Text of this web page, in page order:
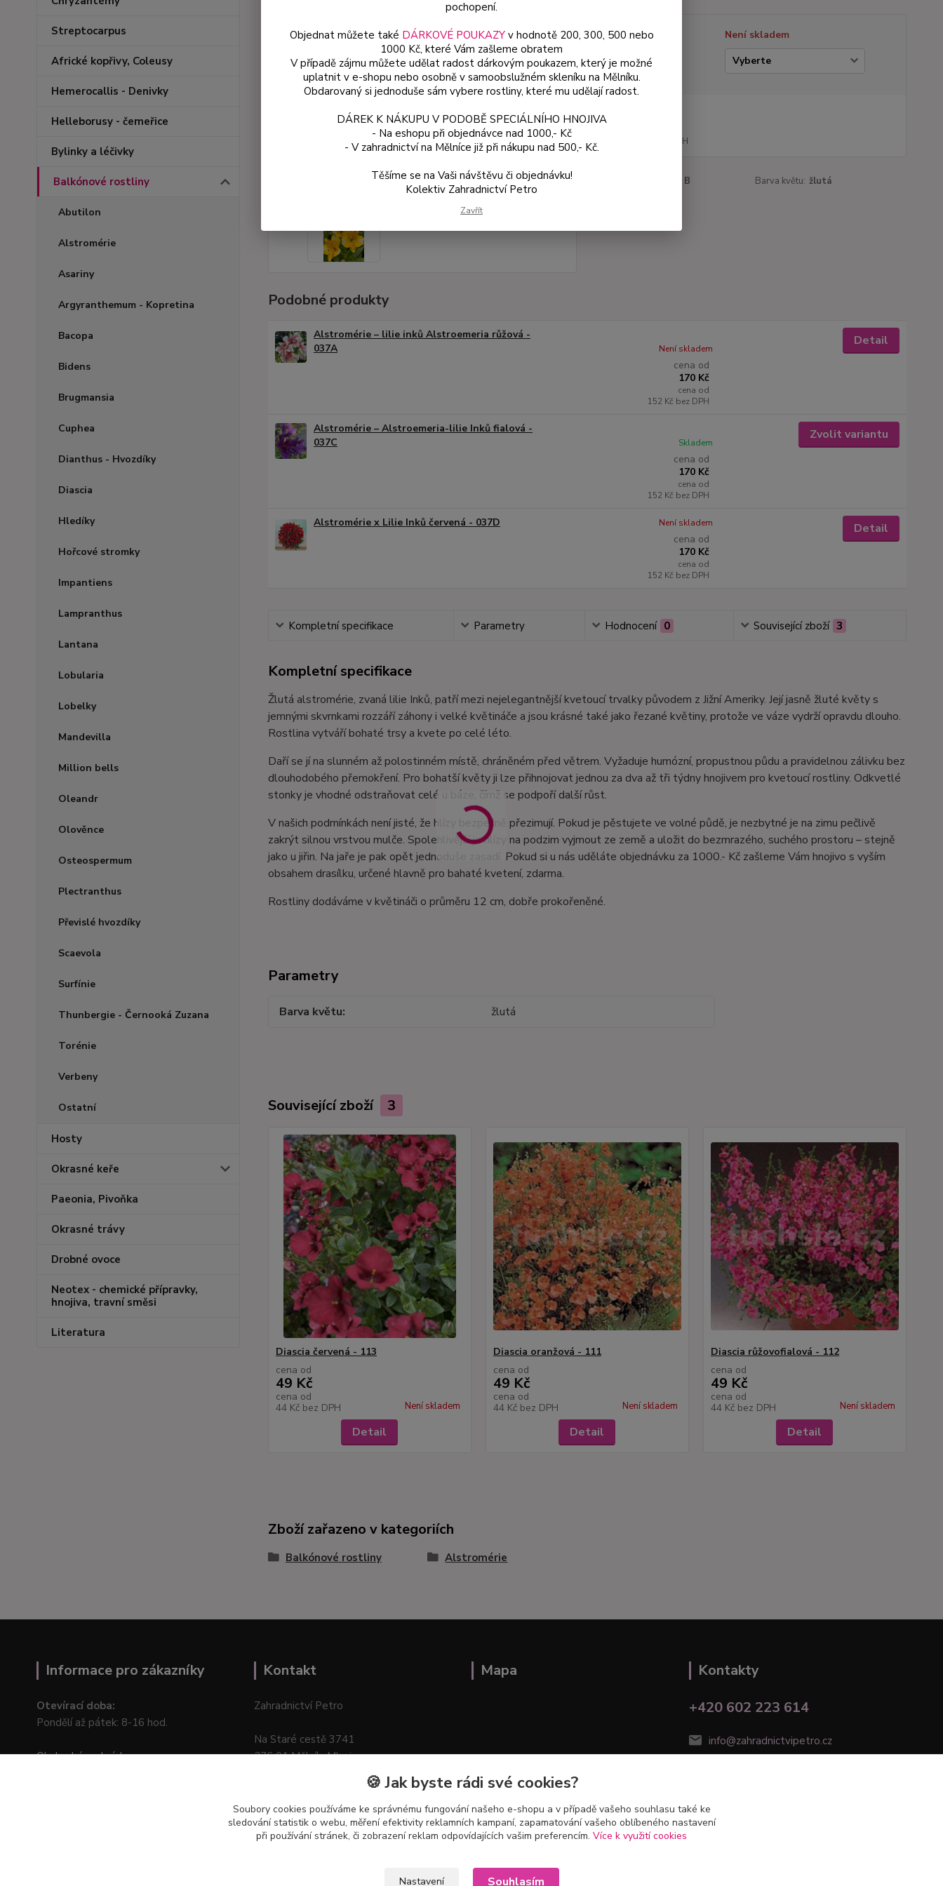
Streptocarpus
Africké kopřivy, Coleusy
Hemerocallis - Denivky
Helleborusy - čemeřice
Bylinky a léčivky
Balkónové rostliny
Abutilon
Alstromérie
Asariny
Argyranthemum - Kopretina
Bacopa
Bidens
Brugmansia
Cuphea
Dianthus - Hvozdíky
Diascia
Hledíky
Hořcové stromky
Impantiens
Lampranthus
Lantana
Lobularia
Lobelky
Mandevilla
Million bells
Oleandr
Olověnce
Osteospermum
Plectranthus
Převislé hvozdíky
Scaevola
Surfínie
Thunbergie - Černooká Zuzana
Torénie
Verbeny
Ostatní
Hosty
Okrasné keře
Paeonia, Pivoňka
Okrasné trávy
Drobné ovoce
Neotex - chemické přípravky,
hnojiva, travní směsi
Literatura
Dostupnost
Není skladem
Varianta
bez DPH
037 B Barva květu: žlutá
Podobné produkty
Alstromérie – lilie inků Alstroemeria růžová -
037A
cena od
170 Kč
cena od
152 Kč bez DPH
Není skladem
Detail
Alstromérie – Alstroemeria-lilie Inků fialová -
037C
cena od
170 Kč
cena od
152 Kč bez DPH
Skladem
Zvolit variantu
Alstromérie x Lilie Inků červená - 037D
cena od
170 Kč
cena od
152 Kč bez DPH
Není skladem Detail
Kompletní specifikace Parametry Hodnocení 0 Související zboží 3
Kompletní specifikace
Žlutá alstromérie, zvaná lilie Inků, patří mezi nejelegantnější kvetoucí trvalky původem z Jižní Ameriky. Její jasně žluté květy s
jemnými skvrnkami rozzáří záhony i velké květináče a jsou krásné také jako řezané květiny, protože ve váze vydrží opravdu dlouho.
Rostlina vytváří bohaté trsy a kvete po celé léto.
Daří se jí na slunném až polostinném místě, chráněném před větrem. Vyžaduje humózní, propustnou půdu a pravidelnou zálivku bez
dlouhodobého přemokření. Pro bohatší květy ji lze přihnojovat jednou za dva až tři týdny hnojivem pro kvetoucí rostliny. Odkvetlé
stonky je vhodné odstraňovat celé u báze, čímž se podpoří další růst.
V našich podmínkách není jisté, že hlízy bezpečně přezimují. Pokud je pěstujete ve volné půdě, je nezbytné je na zimu pečlivě
zakrýt silnou vrstvou mulče. Spolehlivější je hlízy na podzim vyjmout ze země a uložit do bezmrazého, suchého prostoru – stejně
jako u jiřin. Na jaře je pak opět jednoduše zasadí. Pokud si u nás uděláte objednávku za 1000.- Kč zašleme Vám hnojivo s vyším
obsahem drasílku, určené hlavně pro bahaté kvetení, zdarma.
Rostliny dodáváme v květináči o průměru 12 cm, dobře prokořeněné.
Parametry
Barva květu žlutá
Související zboží 3
Diascia červená - 113
cena od
49 Kč
cena od
44 Kč bez DPH Není skladem
Detail
Diascia oranžová - 111
cena od
49 Kč
cena od
44 Kč bez DPH Není skladem
Detail
Diascia růžovofialová - 112
cena od
49 Kč
cena od
44 Kč bez DPH Není skladem
Detail
Zboží zařazeno v kategoriích
Balkónové rostliny Alstromérie
Informace pro zákazníky
Otevírací doba:
Pondělí až pátek: 8-16 hod.
Obchodní podmínky
Kontakt
Zahradnictví Petro
Na Staré cestě 3741
276 01 Mělník–Mlazice
Mapa
Kontakty
+420 602 223 614
info@zahradnictvipetro.cz
pochopení.
Objednat můžete také DÁRKOVÉ POUKAZYv hodnotě 200, 300, 500 nebo
1000 Kč, které Vám zašleme obratem
V případě zájmu můžete udělat radost dárkovým poukazem, který je možné
uplatnit v e-shopu nebo osobně v samoobslužném skleníku na Mělníku.
Obdarovaný si jednoduše sám vybere rostliny, které mu udělají radost.
DÁREK K NÁKUPU V PODOBĚ SPECIÁLNÍHO HNOJIVA
- Na eshopu při objednávce nad 1000,- Kč
- V zahradnictví na Mělníce již při nákupu nad 500,- Kč.
Těšíme se na Vaši návštěvu či objednávku!
Kolektiv Zahradnictví Petro
Zavřít
🍪 Jak byste rádi své cookies?
Soubory cookies používáme ke správnému fungování našeho e-shopu a v případě vašeho souhlasu také ke
sledování statistik o webu, měření efektivity reklamních kampaní, zapamatování vašeho oblíbeného nastavení
při používání stránek, či zobrazení reklam odpovídajících vašim preferencím. Více k využití cookies
Nastavení Souhlasím